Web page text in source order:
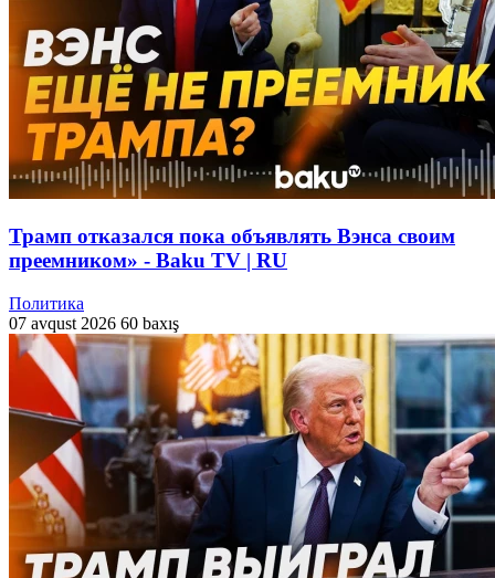
Трамп отказался пока объявлять Вэнса своим
преемником» - Baku TV | RU
Политика
07 avqust 2026 60 baxış